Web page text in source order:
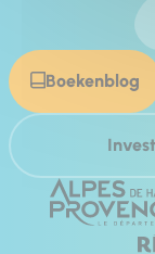
Boekenblog